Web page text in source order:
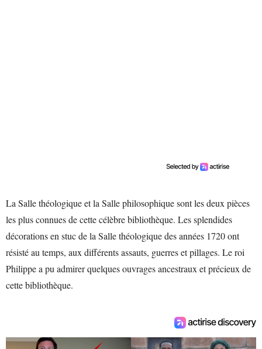
La Salle théologique et la Salle philosophique sont les deux pièces
les plus connues de cette célèbre bibliothèque. Les splendides
décorations en stuc de la Salle théologique des années 1720 ont
résisté au temps, aux différents assauts, guerres et pillages. Le roi
Philippe a pu admirer quelques ouvrages ancestraux et précieux de
cette bibliothèque.